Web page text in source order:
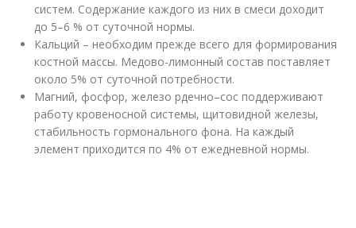
систем. Содержание каждого из них в смеси доходит
до 5–6 % от суточной нормы.
Кальций – необходим прежде всего для формирования
костной массы. Медово-лимонный состав поставляет
около 5% от суточной потребности.
Магний, фосфор, железо рдечно–сос поддерживают
работу кровеносной системы, щитовидной железы,
стабильность гормонального фона. На каждый
элемент приходится по 4% от ежедневной нормы.